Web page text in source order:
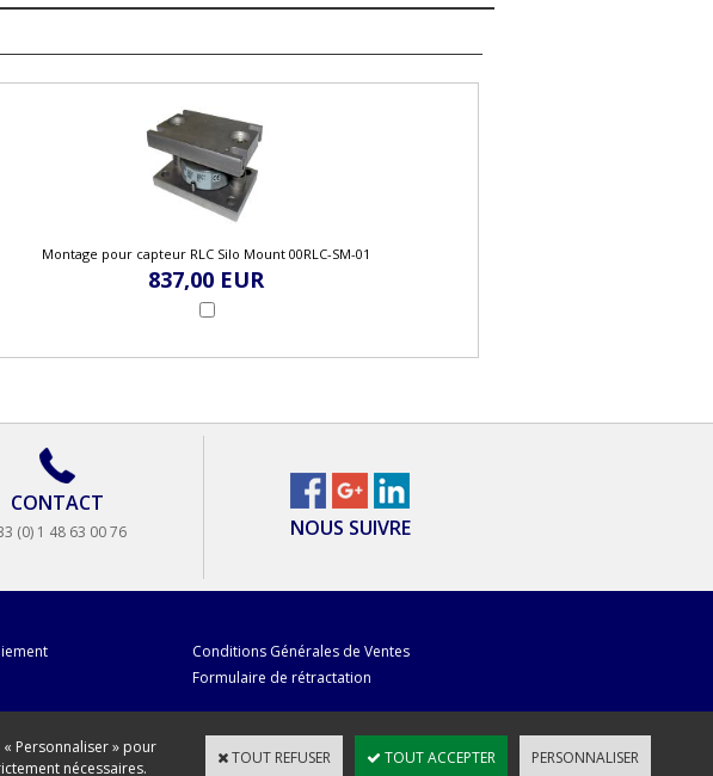
Montage pour capteur RLC Silo Mount 00RLC-SM-01
837,00 EUR
CONTACT
(0) 1 48 63 00 76 NOUS SUIVRE
Conditions Générales de Ventes
Formulaire de rétractation
Personnaliser » pour
nécessaires.
TOUT REFUSER TOUT ACCEPTER PERSONNALISER